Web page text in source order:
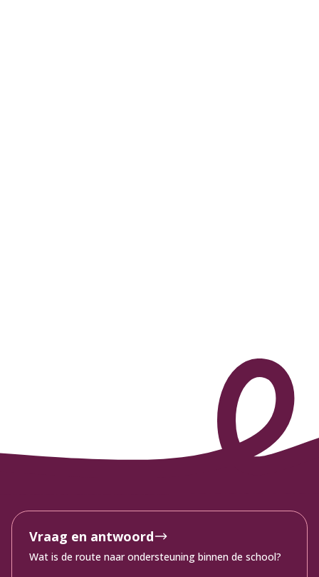
Vraag en antwoord
Wat is de route naar ondersteuning binnen de school?